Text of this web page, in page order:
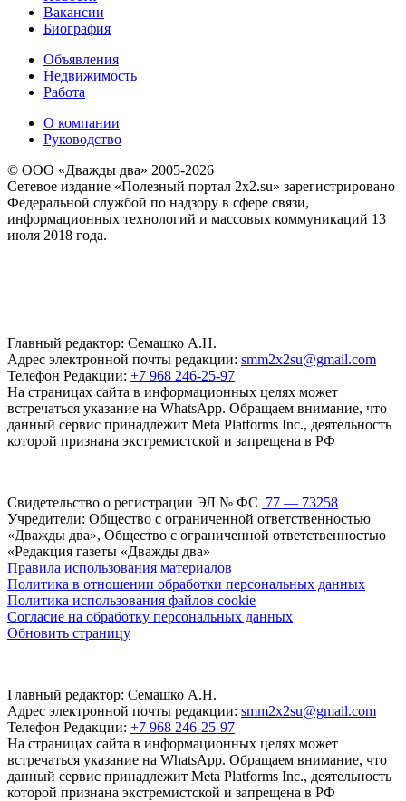
Вакансии
Биография
Объявления
Недвижимость
Работа
О компании
Руководство
© ООО «Дважды два» 2005-2026
Сетевое издание «Полезный портал 2x2.su» зарегистрировано
Федеральной службой по надзору в сфере связи,
информационных технологий и массовых коммуникаций 13
июля 2018 года.
Главный редактор: Семашко А.Н.
Адрес электронной почты редакции: smm2x2su@gmail.com
Телефон Редакции: +7 968 246-25-97
На страницах сайта в информационных целях может
встречаться указание на WhatsApp. Обращаем внимание, что
данный сервис принадлежит Meta Platforms Inc., деятельность
которой признана экстремистской и запрещена в РФ
Свидетельство о регистрации ЭЛ № ФС 77 — 73258
Учредители: Общество с ограниченной ответственностью
«Дважды два», Общество с ограниченной ответственностью
«Редакция газеты «Дважды два»
Правила использования материалов
Политика в отношении обработки персональных данных
Политика использования файлов cookie
Согласие на обработку персональных данных
Обновить страницу
Главный редактор: Семашко А.Н.
Адрес электронной почты редакции: smm2x2su@gmail.com
Телефон Редакции: +7 968 246-25-97
На страницах сайта в информационных целях может
встречаться указание на WhatsApp. Обращаем внимание, что
данный сервис принадлежит Meta Platforms Inc., деятельность
которой признана экстремистской и запрещена в РФ